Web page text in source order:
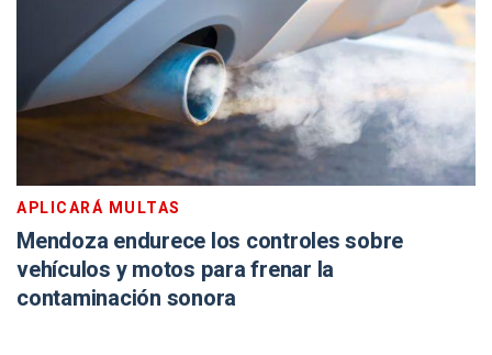
APLICARÁ MULTAS
Mendoza endurece los controles sobre
vehículos y motos para frenar la
contaminación sonora